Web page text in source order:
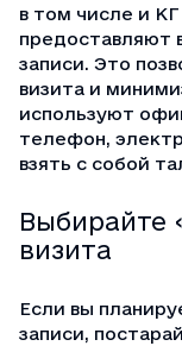
в том числе и
предоставляют
записи. Это
визита и
используют
телефон,
взять с собой
Выбирайте
визита
Если вы
записи,